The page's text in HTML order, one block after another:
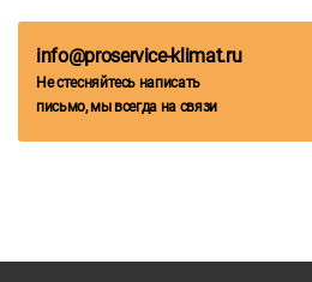
info@proservice-klimat.ru
Не стесняйтесь написать
письмо, мы всегда на связи